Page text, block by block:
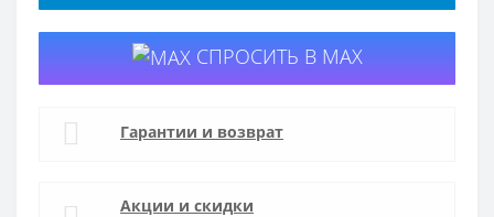
СПРОСИТЬ В MAX
Гарантии и возврат
Акции и скидки